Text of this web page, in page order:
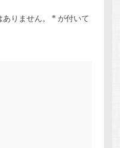
りません。 * が付いて